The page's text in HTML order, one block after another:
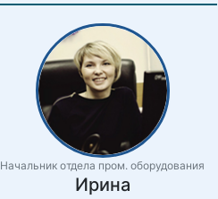
Начальник отдела пром. оборудования
Ирина